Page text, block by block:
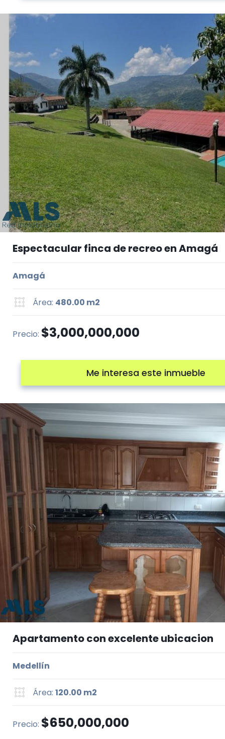
Espectacular finca de recreo en Amagá
Amagá
Área: 480.00 m2
Precio: $3,000,000,000
Me interesa este inmueble
Apartamento con excelente ubicacion
Medellín
Área: 120.00 m2
Precio: $650,000,000